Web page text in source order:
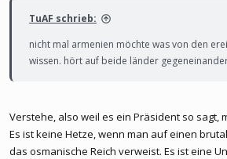
TuAF schrieb:
nicht mal armenien möchte was von den
wissen. hört auf beide länder
Verstehe, also weil es ein Präsident so sagt,
Es ist keine Hetze, wenn man auf einen
das osmanische Reich verweist. Es ist eine